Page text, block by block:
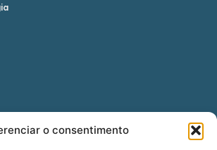
o consentimento